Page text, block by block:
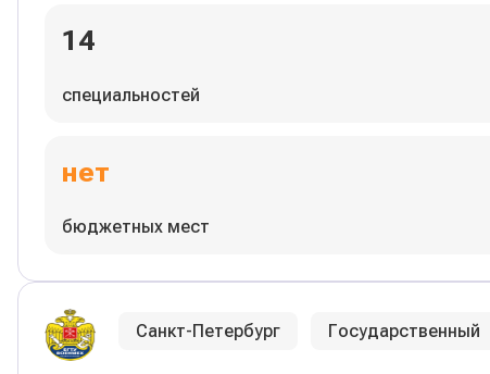
14
специальностей
нет
бюджетных мест
Санкт-Петербург Государственный